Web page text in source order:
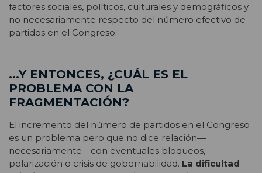
factores sociales, políticos, culturales y demográficos y
no necesariamente respecto del número efectivo de
partidos en el Congreso.
...Y ENTONCES, ¿CUÁL ES EL
PROBLEMA CON LA
FRAGMENTACIÓN?
El incremento del número de partidos en el Congreso
es un problema pero que no dice relación—
necesariamente—con eventuales bloqueos,
polarización o crisis de gobernabilidad. La dificultad